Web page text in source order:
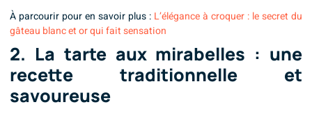
À parcourir pour en savoir plus : L’élégance à croquer : le secret du
gâteau blanc et or qui fait sensation
2. La tarte aux mirabelles : une
recette traditionnelle et
savoureuse